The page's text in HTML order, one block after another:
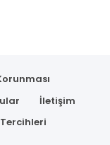
İletişim